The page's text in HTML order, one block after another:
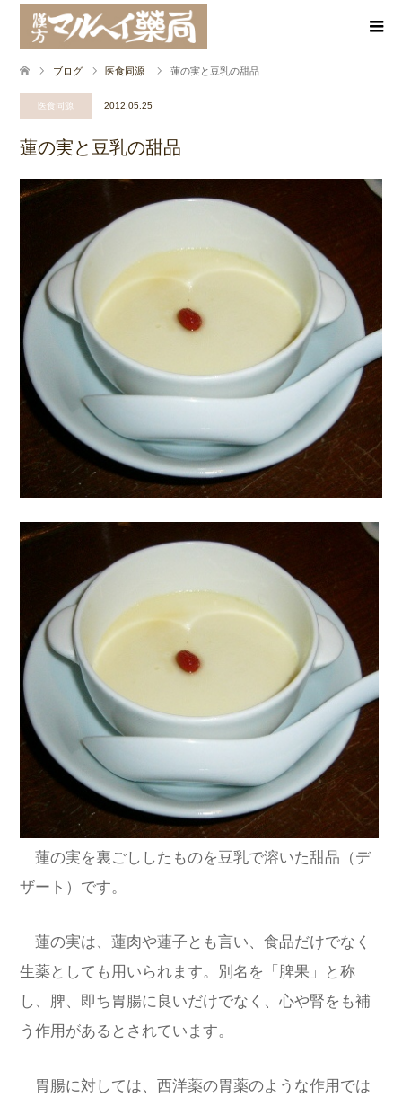
ブログ 医食同源 蓮の実と豆乳の甜品
医食同源 2012.05.25
蓮の実と豆乳の甜品
蓮の実を裏ごししたものを豆乳で溶いた甜品（デ
ザート）です。
蓮の実は、蓮肉や蓮子とも言い、食品だけでなく
生薬としても用いられます。別名を「脾果」と称
し、脾、即ち胃腸に良いだけでなく、心や腎をも補
う作用があるとされています。
胃腸に対しては、西洋薬の胃薬のような作用では